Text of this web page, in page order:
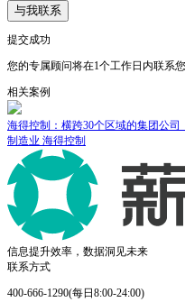
与我联系
提交成功
您的专属顾问将在1个工作日内联系您
相关案例
成立30年的上市企业如何完成人事系
制造业 奥星集团
信息提升效率，数据洞见未来
联系方式
400-666-1290(每日8:00-24:00)